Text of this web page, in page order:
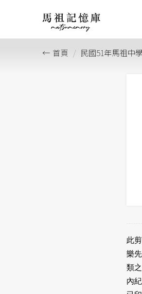
首頁 民國51年馬祖中
此
樂
類
內